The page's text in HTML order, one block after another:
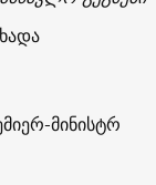
მინისტრ